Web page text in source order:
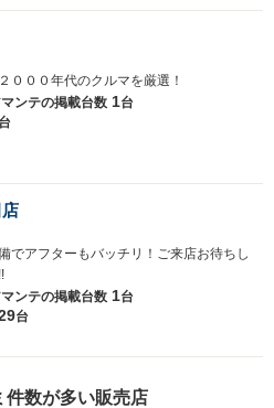
０００年代のクルマを厳選！
ンテの掲載台数 1台
台
でアフターもバッチリ！ご来店お待ちし
ンテの掲載台数 1台
台
件数が多い販売店